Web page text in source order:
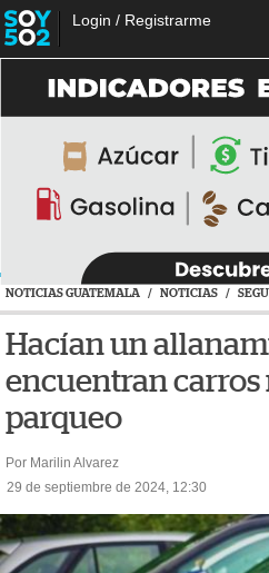
Login / Registrarme
NOTICIAS GUATEMALA / NOTICIAS /
Hacían un
encuentran carros
parqueo
Por Marilin Alvarez
29 de septiembre de 2024, 12:30